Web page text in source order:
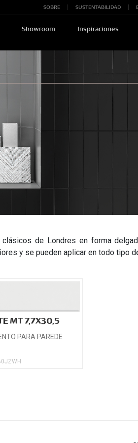
SOBRE SUSTENTABILIDAD
Showroom Inspiraciones
de Londres en forma
y se pueden aplicar en todo tipo
MT 7,7X30,5
PARA PAREDE